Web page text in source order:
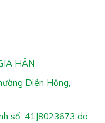
HÂN
Diên Hồng,
số: 41J8023673 do